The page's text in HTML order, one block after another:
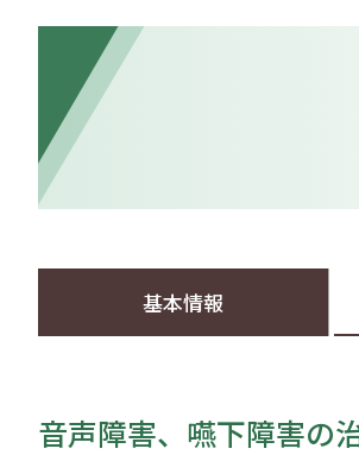
基本情報
音声障害、嚥下障害の